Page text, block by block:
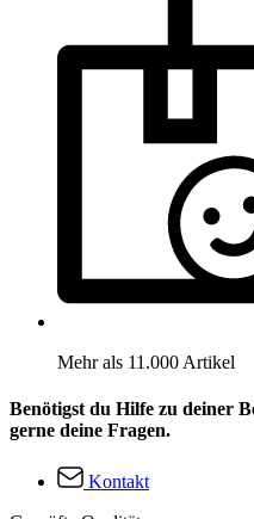
Mehr als 11.000 Artikel
Benötigst du Hilfe zu deiner
gerne deine Fragen.
Kontakt